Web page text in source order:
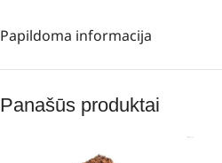
Papildoma informacija
Panašūs produktai